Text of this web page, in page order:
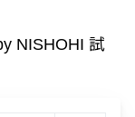
NISHOHI 試